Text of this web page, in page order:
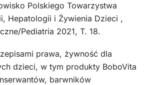
Polskiego Towarzystwa
Hepatologii i Żywienia Dzieci ,
Pediatria 2021, T. 18.
prawa, żywność dla
dzieci, w tym produkty BoboVita
barwników